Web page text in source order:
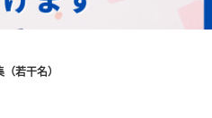
若干名）